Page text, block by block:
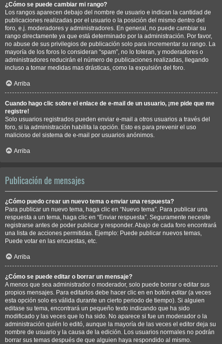
¿Cómo se puede cambiar mi rango?
Los rangos aparecen debajo del nombre de usuario e indican la cantidad de
publicaciones realizadas por el usuario o la posición del mismo dentro del
foro, e.j. moderadores y administradores. En general, no puede cambiar su
rango directamente ya que está determinado por la administración. Por favor,
no abuse de sus privilegios de publicación solo para incrementar su rango. La
mayoría de los foros lo consideran “spam”, no lo toleran, y moderadores o
administradores reducirán el número de publicaciones realizadas, llegando
incluso a tomar medidas mas drásticas, como la expulsión del foro.
Arriba
Cuando hago clic sobre el enlace de e-mail de un usuario, ¡me pide que me
registre!
Solo usuarios registrados pueden enviar e-mail a otros usuarios a través del
foro, si la administración habilita la opción. Esto es para prevenir el uso
malicioso del sistema de e-mail por usuarios anónimos.
Arriba
Publicación de mensajes
¿Cómo puedo crear un nuevo tema o enviar una respuesta?
Para publicar un nuevo tema, haga clic en “Nuevo tema”. Para publicar una
respuesta a un tema, haga clic en “Enviar respuesta”. Seguramente necesite
registrarse antes de poder publicar y responder. Abajo de cada foro encontrará
una lista de acciones permitidas. Ejemplo: Puede publicar nuevos temas,
Puede votar en las encuestas, etc.
Arriba
¿Cómo se puede editar o borrar un mensaje?
A menos que sea administrador o moderador, solo puede borrar o editar sus
propios mensajes. Para editarlos debe hacer clic en en botón editar(a veces
esta opción solo es válida durante un cierto periodo de tiempo). Si alguien
editase su tema, encontrará un pequeño texto indicando que ha sido
modificado y las veces que lo ha sido. No aparece si fue un moderador o la
administración quién lo editó, aunque la mayoría de las veces el editor deja su
nombre de usuario y la causa de la edición. Los usuarios normales no podrán
borrar sus temas después de que alguien haya respondido al mismo.